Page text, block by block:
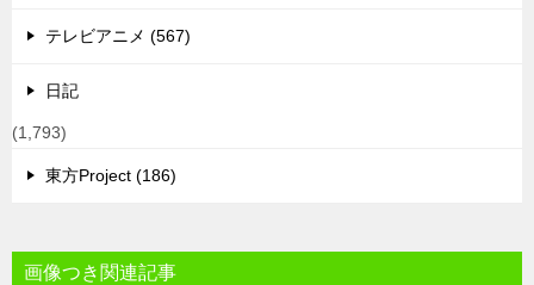
テレビアニメ (567)
日記
(1,793)
東方Project (186)
画像つき関連記事